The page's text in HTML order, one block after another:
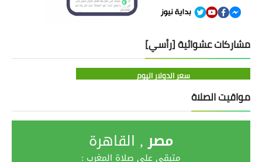
مشاركات عشوائية [رأسي]
سعر الدولار اليوم
مواقيت الصلاة